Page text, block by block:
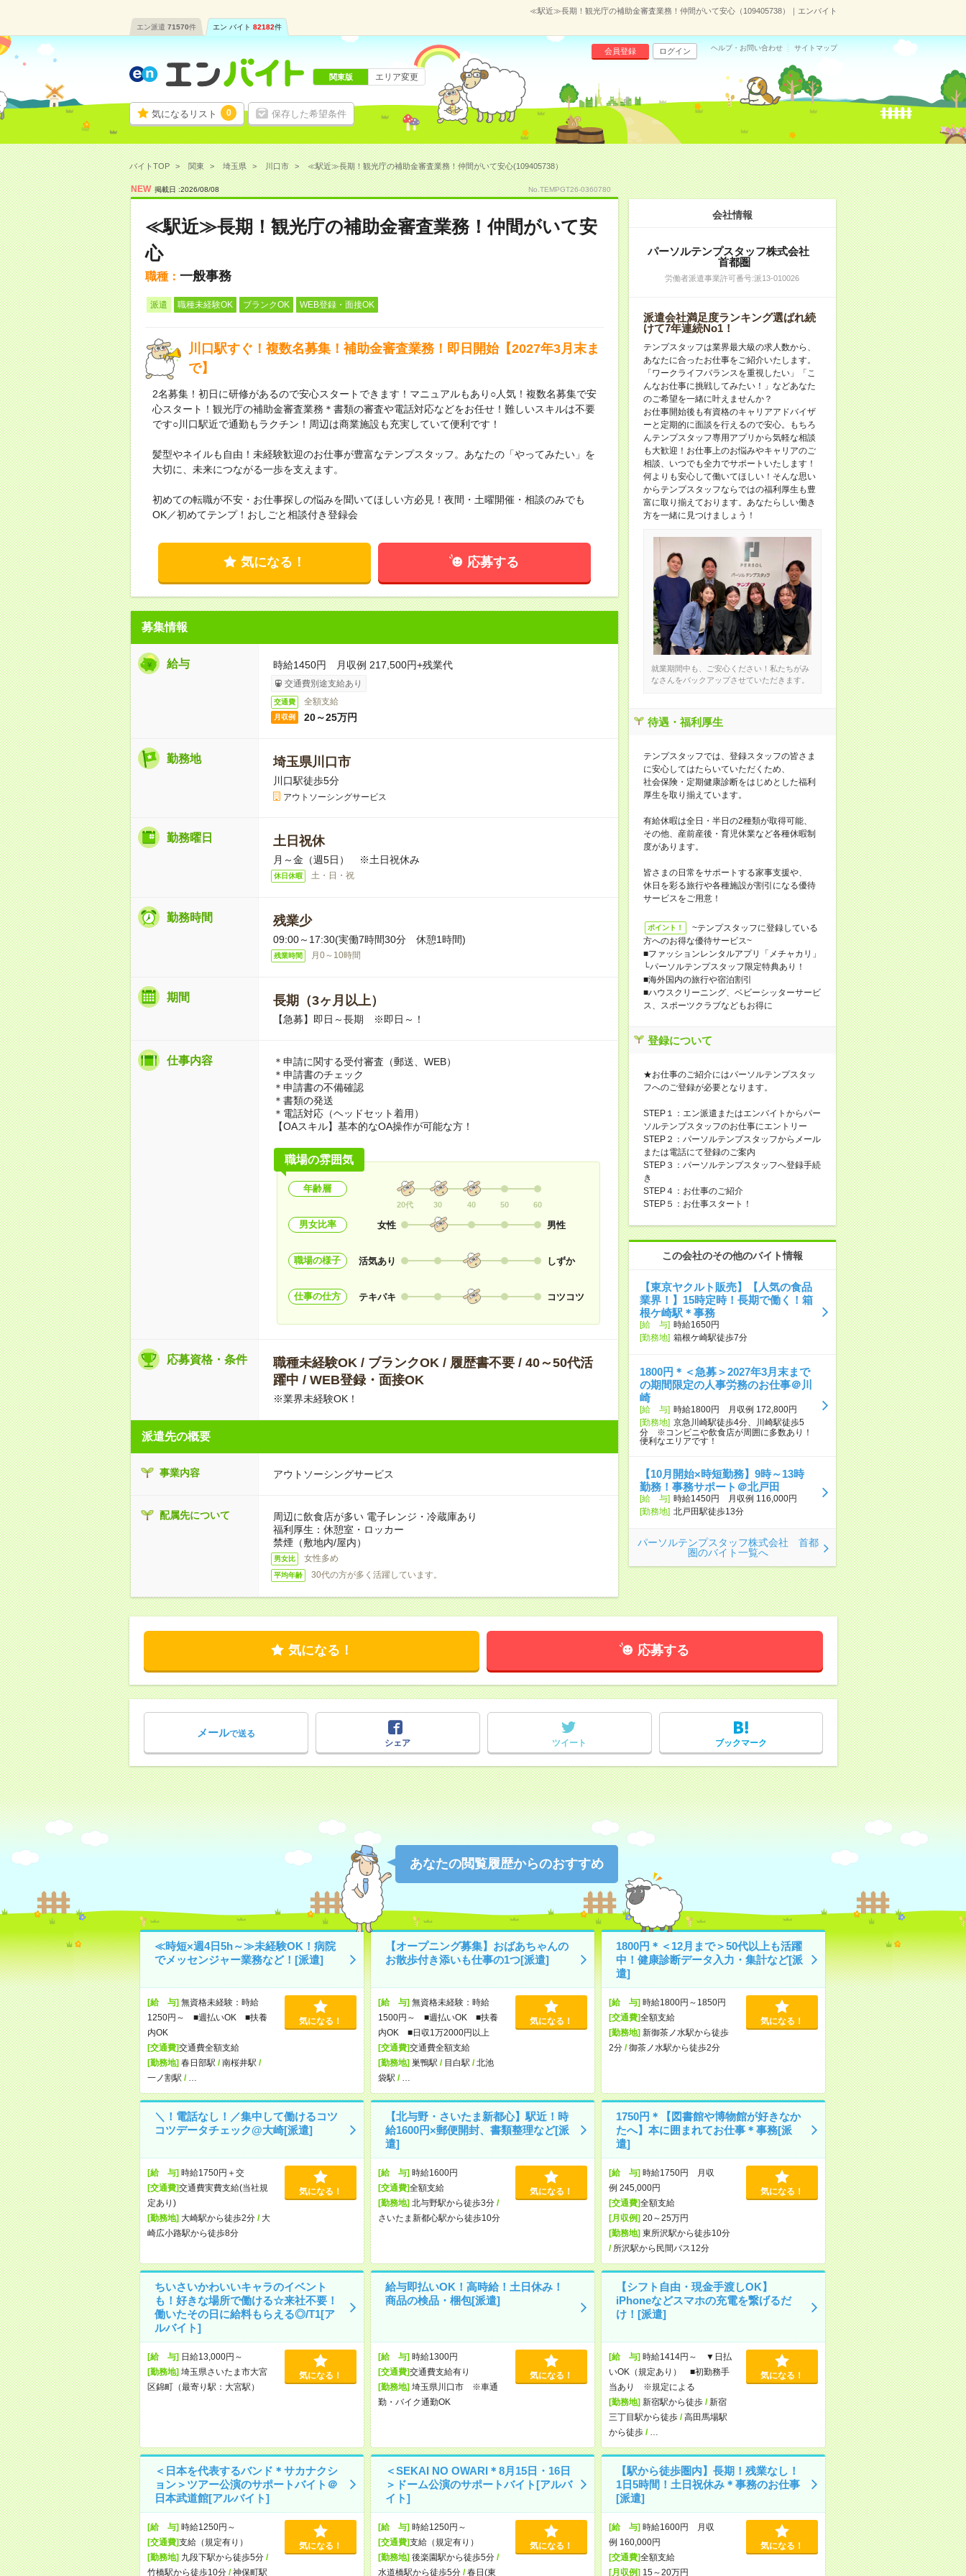
≪駅近≫長期！観光庁の補助金審査業務！仲間がいて安心（109405738）｜エンバイト
エン派遣 71570件 エン バイト 82182件
気になるリスト 0 保存した希望条件
会員登録 ログイン ヘルプ・お問い合わせ サイトマップ
関東版 エリア変更
バイトTOP 関東 埼玉県 川口市 ≪駅近≫長期！観光庁の補助金審査業務！仲間がいて安心(109405738）
NEW 掲載日 :2026/08/08 No.TEMPGT26-0360780
≪駅近≫長期！観光庁の補助金審査業務！仲間がいて安
心
職種： 一般事務
派遣 職種未経験OK ブランクOK WEB登録・面接OK
川口駅すぐ！複数名募集！補助金審査業務！即日開始【2027年3月末ま
で】
2名募集！初日に研修があるので安心スタートできます！マニュアルもあり○人気！複数名募集で安
心スタート！観光庁の補助金審査業務＊書類の審査や電話対応などをお任せ！難しいスキルは不要
です○川口駅近で通勤もラクチン！周辺は商業施設も充実していて便利です！
髪型やネイルも自由！未経験歓迎のお仕事が豊富なテンプスタッフ。あなたの「やってみたい」を
大切に、未来につながる一歩を支えます。
初めての転職が不安・お仕事探しの悩みを聞いてほしい方必見！夜間・土曜開催・相談のみでも
OK／初めてテンプ！おしごと相談付き登録会
気になる！ 応募する
募集情報
給与 時給1450円 月収例 217,500円+残業代
交通費別途支給あり
交通費 全額支給
月収例 20～25万円
勤務地 埼玉県川口市
川口駅徒歩5分
アウトソーシングサービス
勤務曜日 土日祝休
月～金（週5日） ※土日祝休み
休日休暇 土・日・祝
勤務時間 残業少
09:00～17:30(実働7時間30分 休憩1時間)
残業時間 月0～10時間
期間 長期（3ヶ月以上）
【急募】即日～長期 ※即日～！
仕事内容
＊申請に関する受付審査（郵送、WEB）
＊申請書のチェック
＊申請書の不備確認
＊書類の発送
＊電話対応（ヘッドセット着用）
【OAスキル】基本的なOA操作が可能な方！
職場の雰囲気
年齢層
20代 30 40 50 60
男女比率 女性 男性
職場の様子 活気あり しずか
仕事の仕方 テキパキ コツコツ
応募資格・条件
職種未経験OK / ブランクOK / 履歴書不要 / 40～50代活
躍中 / WEB登録・面接OK
※業界未経験OK！
派遣先の概要
事業内容 アウトソーシングサービス
配属先について
周辺に飲食店が多い 電子レンジ・冷蔵庫あり
福利厚生：休憩室・ロッカー
禁煙（敷地内/屋内）
男女比 女性多め
平均年齢 30代の方が多く活躍しています。
会社情報
パーソルテンプスタッフ株式会社
首都圏
労働者派遣事業許可番号:派13-010026
派遣会社満足度ランキング選ばれ続
けて7年連続No1！
テンプスタッフは業界最大級の求人数から、
あなたに合ったお仕事をご紹介いたします。
「ワークライフバランスを重視したい」「こ
んなお仕事に挑戦してみたい！」などあなた
のご希望を一緒に叶えませんか？
お仕事開始後も有資格のキャリアアドバイザ
ーと定期的に面談を行えるので安心。もちろ
んテンプスタッフ専用アプリから気軽な相談
も大歓迎！お仕事上のお悩みやキャリアのご
相談、いつでも全力でサポートいたします！
何よりも安心して働いてほしい！そんな思い
からテンプスタッフならではの福利厚生も豊
富に取り揃えております。あなたらしい働き
方を一緒に見つけましょう！
就業期間中も、ご安心ください！私たちがみ
なさんをバックアップさせていただきます。
待遇・福利厚生
テンプスタッフでは、登録スタッフの皆さま
に安心してはたらいていただくため、
社会保険・定期健康診断をはじめとした福利
厚生を取り揃えています。
有給休暇は全日・半日の2種類が取得可能、
その他、産前産後・育児休業など各種休暇制
度があります。
皆さまの日常をサポートする家事支援や、
休日を彩る旅行や各種施設が割引になる優待
サービスをご用意！
ポイント！
~テンプスタッフに登録している
方へのお得な優待サービス~
■ファッションレンタルアプリ「メチャカリ」
└パーソルテンプスタッフ限定特典あり！
■海外国内の旅行や宿泊割引
■ハウスクリーニング、ベビーシッターサービ
ス、スポーツクラブなどもお得に
登録について
★お仕事のご紹介にはパーソルテンプスタッ
フへのご登録が必要となります。
STEP１：エン派遣またはエンバイトからパー
ソルテンプスタッフのお仕事にエントリー
STEP２：パーソルテンプスタッフからメール
または電話にて登録のご案内
STEP３：パーソルテンプスタッフへ登録手続
き
STEP４：お仕事のご紹介
STEP５：お仕事スタート！
この会社のその他のバイト情報
【東京ヤクルト販売】【人気の食品
業界！】15時定時！長期で働く！箱
根ケ崎駅＊事務
[給 与] 時給1650円
[勤務地] 箱根ケ崎駅徒歩7分
1800円＊＜急募＞2027年3月末まで
の期間限定の人事労務のお仕事＠川
崎
[給 与] 時給1800円 月収例 172,800円
[勤務地] 京急川崎駅徒歩4分、川崎駅徒歩5
分 ※コンビニや飲食店が周囲に多数あり！
便利なエリアです！
【10月開始×時短勤務】9時～13時
勤務！事務サポート＠北戸田
[給 与] 時給1450円 月収例 116,000円
[勤務地] 北戸田駅徒歩13分
パーソルテンプスタッフ株式会社 首都
圏のバイト一覧へ
気になる！ 応募する
メールで送る
シェア
ツイート ブックマーク
あなたの閲覧履歴からのおすすめ
≪時短×週4日5h～≫未経験OK！病院
でメッセンジャー業務など！[派遣]
[給 与]無資格未経験：時給
1250円～ ■週払いOK ■扶養
内OK
[交通費]交通費全額支給
[勤務地]春日部駅 /南桜井駅 /
一ノ割駅 /
気になる！
【オープニング募集】おばあちゃんの
お散歩付き添いも仕事の1つ[派遣]
[給 与]無資格未経験：時給
1500円～ ■週払いOK ■扶養
内OK ■日収1万2000円以上
[交通費]交通費全額支給
[勤務地]巣鴨駅 / 目白駅 /北池
袋駅 /
気になる！
1800円＊＜12月まで＞50代以上も活躍
中！健康診断データ入力・集計など[派
遣]
[給 与]時給1800円～1850円
[交通費]全額支給
[勤務地]新御茶ノ水駅から徒歩
2分/御茶ノ水駅から徒歩2分
気になる！
＼！電話なし！／集中して働けるコツ
コツデータチェック@大崎[派遣]
[給 与]時給1750円＋交
[交通費]交通費実費支給(当社規
定あり)
[勤務地]大崎駅から徒歩2分/ 大
崎広小路駅から徒歩8分
気になる！
【北与野・さいたま新都心】駅近！時
給1600円×郵便開封、書類整理など[派
遣]
[給 与]時給1600円
[交通費]全額支給
[勤務地]北与野駅から徒歩3分/
さいたま新都心駅から徒歩10分
気になる！
1750円＊【図書館や博物館が好きなか
たへ】本に囲まれてお仕事＊事務[派
遣]
[給 与]時給1750円 月収
例 245,000円
[交通費]全額支給
[月収例]20～25万円
[勤務地]東所沢駅から徒歩10分
/ 所沢駅から民間バス12分
気になる！
ちいさいかわいいキャラのイベント
も！好きな場所で働ける☆来社不要！
働いたその日に給料もらえる◎/T1[ア
ルバイト]
[給 与]日給13,000円～
[勤務地]埼玉県さいたま市大宮
区錦町（最寄り駅：大宮駅）
気になる！
給与即払いOK！高時給！土日休み！
商品の検品・梱包[派遣]
[給 与]時給1300円
[交通費]交通費支給有り
[勤務地]埼玉県川口市 ※車通
勤・バイク通勤OK
気になる！
【シフト自由・現金手渡しOK】
iPhoneなどスマホの充電を繋げるだ
け！[派遣]
[給 与]時給1414円～ ▼日払
いOK（規定あり） ■初勤務手
当あり ※規定による
[勤務地]新宿駅から徒歩/新宿
三丁目駅から徒歩/高田馬場駅
から徒歩/
気になる！
＜日本を代表するバンド＊サカナクシ
ョン＞ツアー公演のサポートバイト＠
日本武道館[アルバイト]
[給 与]時給1250円～
[交通費]支給（規定有り）
[勤務地]九段下駅から徒歩5分/
竹橋駅から徒歩10分/神保町駅
気になる！
＜SEKAI NO OWARI＊8月15日・16日
＞ドーム公演のサポートバイト[アルバ
イト]
[給 与]時給1250円～
[交通費]支給（規定有り）
[勤務地]後楽園駅から徒歩5分/
水道橋駅から徒歩5分/春日(東
気になる！
【駅から徒歩圏内】長期！残業なし！
1日5時間！土日祝休み＊事務のお仕事
[派遣]
[給 与]時給1600円 月収
例 160,000円
[交通費]全額支給
[月収例]15～20万円
気になる！